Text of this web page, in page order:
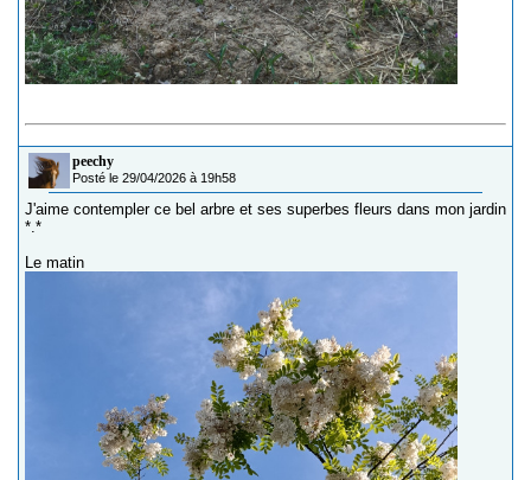
peechy
Posté le 29/04/2026 à 19h58
J'aime contempler ce bel arbre et ses superbes fleurs dans mon jardin
*.*
Le matin